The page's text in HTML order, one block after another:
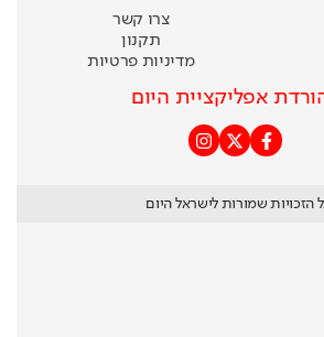
צרו קשר
תקנון
מדיניות פרטיות
אפליקציית היום
שמורות לישראל היום